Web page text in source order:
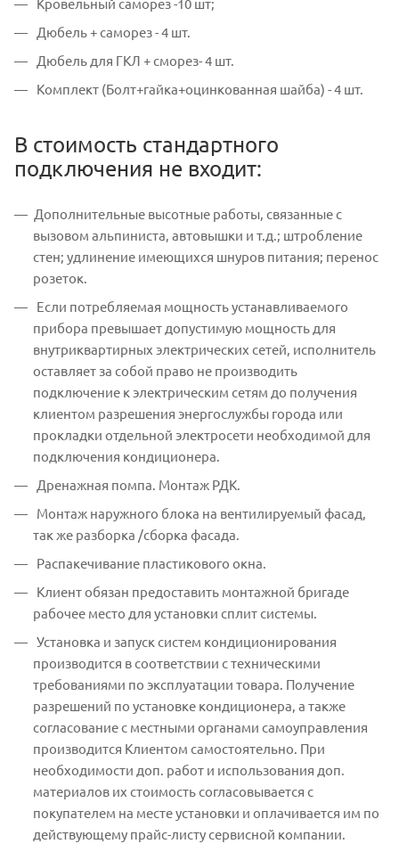
Дюбель + саморез - 4 шт.
Дюбель для ГКЛ + сморез- 4 шт.
Комплект (Болт+гайка+оцинкованная шайба) - 4 шт.
В стоимость стандартного
подключения не входит:
Дополнительные высотные работы, связанные с
вызовом альпиниста, автовышки и т.д.; штробление
стен; удлинение имеющихся шнуров питания; перенос
розеток.
Если потребляемая мощность устанавливаемого
прибора превышает допустимую мощность для
внутриквартирных электрических сетей, исполнитель
оставляет за собой право не производить
подключение к электрическим сетям до получения
клиентом разрешения энергослужбы города или
прокладки отдельной электросети необходимой для
подключения кондиционера.
Дренажная помпа. Монтаж РДК.
Монтаж наружного блока на вентилируемый фасад,
так же разборка /сборка фасада.
Распакечивание пластикового окна.
Клиент обязан предоставить монтажной бригаде
рабочее место для установки сплит системы.
Установка и запуск систем кондиционирования
производится в соответствии с техническими
требованиями по эксплуатации товара. Получение
разрешений по установке кондиционера, а также
согласование с местными органами самоуправления
производится Клиентом самостоятельно. При
необходимости доп. работ и использования доп.
материалов их стоимость согласовывается с
покупателем на месте установки и оплачивается им по
действующему прайс-листу сервисной компании.